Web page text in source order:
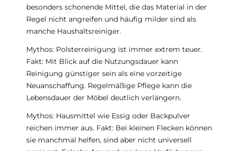
besonders schonende Mittel, die das Material in der
Regel nicht angreifen und häufig milder sind als
manche Haushaltsreiniger.
Mythos: Polsterreinigung ist immer extrem teuer.
Fakt: Mit Blick auf die Nutzungsdauer kann
Reinigung günstiger sein als eine vorzeitige
Neuanschaffung. Regelmäßige Pflege kann die
Lebensdauer der Möbel deutlich verlängern.
Mythos: Hausmittel wie Essig oder Backpulver
reichen immer aus. Fakt: Bei kleinen Flecken können
sie manchmal helfen, sind aber nicht universell